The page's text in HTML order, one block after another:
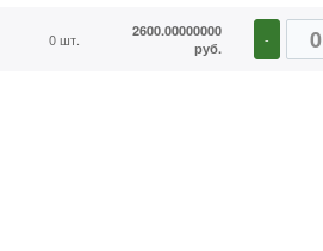
0 шт.
2600.00000000
руб.
-